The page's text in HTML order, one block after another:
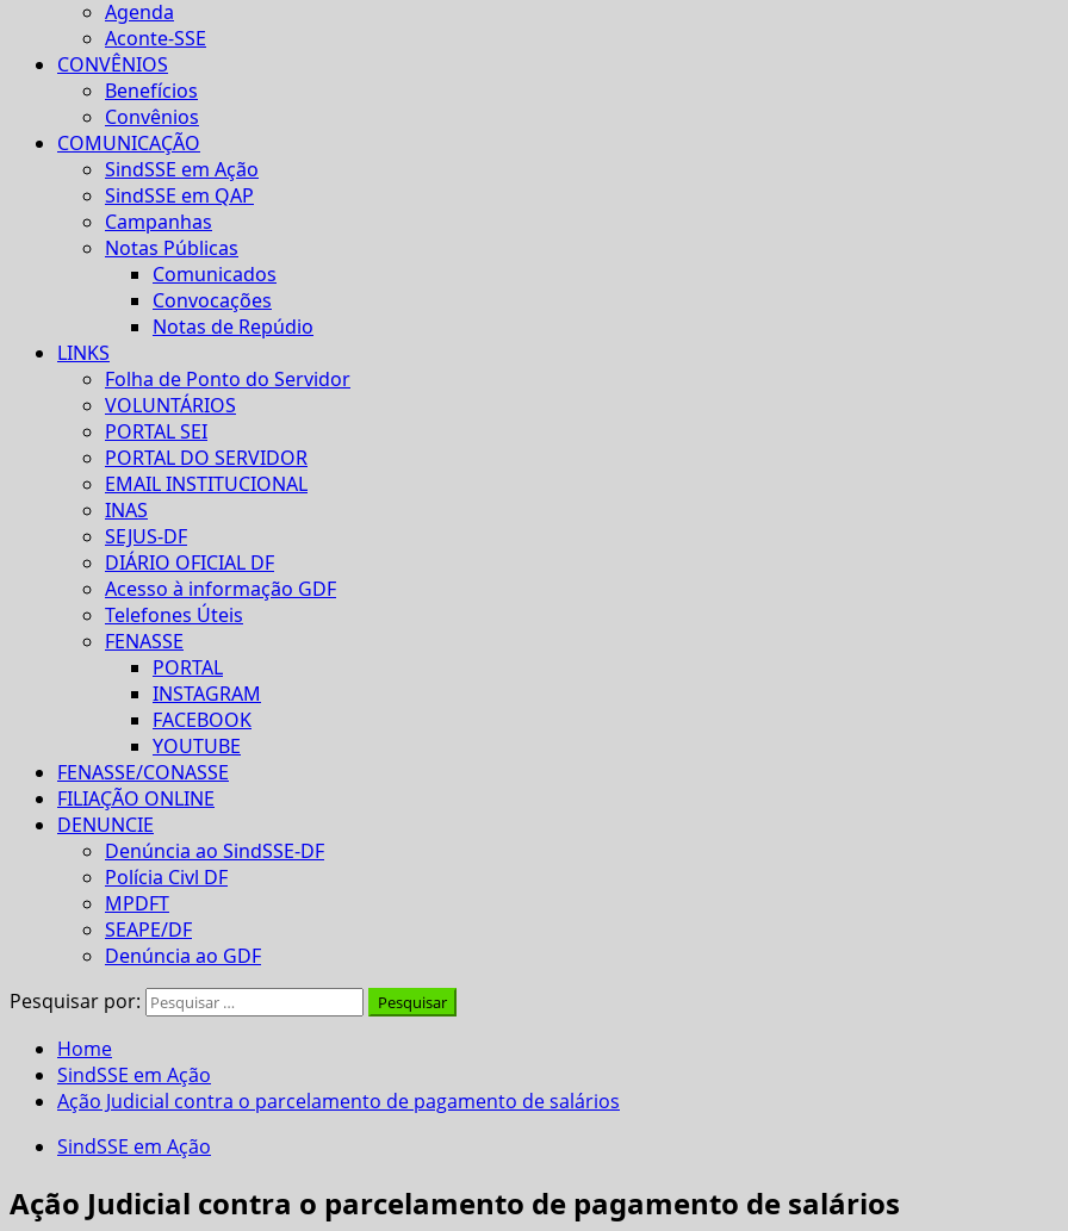
Agenda
Aconte-SSE
CONVÊNIOS
Benefícios
Convênios
COMUNICAÇÃO
SindSSE em Ação
SindSSE em QAP
Campanhas
Notas Públicas
Comunicados
Convocações
Notas de Repúdio
LINKS
Folha de Ponto do Servidor
VOLUNTÁRIOS
PORTAL SEI
PORTAL DO SERVIDOR
EMAIL INSTITUCIONAL
INAS
SEJUS-DF
DIÁRIO OFICIAL DF
Acesso à informação GDF
Telefones Úteis
FENASSE
PORTAL
INSTAGRAM
FACEBOOK
YOUTUBE
FENASSE/CONASSE
FILIAÇÃO ONLINE
DENUNCIE
Denúncia ao SindSSE-DF
Polícia Civl DF
MPDFT
SEAPE/DF
Denúncia ao GDF
Pesquisar por:
Home
SindSSE em Ação
Ação Judicial contra o parcelamento de pagamento de salários
SindSSE em Ação
Ação Judicial contra o parcelamento de pagamento de salários